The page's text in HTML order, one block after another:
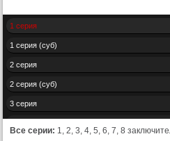
1 серия
1 серия (суб)
2 серия
2 серия (суб)
3 серия
Все серии: 1, 2, 3, 4, 5, 6, 7, 8